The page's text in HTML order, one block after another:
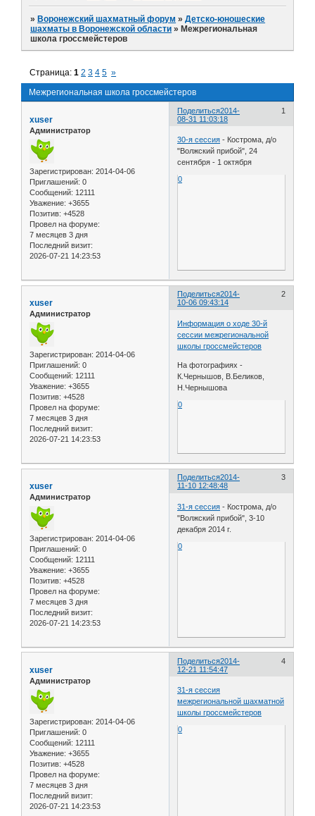
»Воронежский шахматный форум »Детско-юношеские
шахматы в Воронежской области »Межрегиональная
школа гроссмейстеров
Межрегиональная школа гроссмейстеров
Страница:1 2 3 4 5 »
Поделиться 1
2014-
08-31 11:03:18
xuser
Администратор
Зарегистрирован: 2014-04-06
Приглашений: 0
Сообщений: 12111
Уважение: +3655
Позитив: +4528
Провел на форуме:
7 месяцев 3 дня
Последний визит:
2026-07-21 14:23:53
30-я сессия - Кострома, д/о
"Волжский прибой", 24
сентября - 1 октября
0
Поделиться 2
2014-
10-06 09:43:14
xuser
Администратор
Зарегистрирован: 2014-04-06
Приглашений: 0
Сообщений: 12111
Уважение: +3655
Позитив: +4528
Провел на форуме:
7 месяцев 3 дня
Последний визит:
2026-07-21 14:23:53
Информация о ходе 30-й
сессии межрегиональной
школы гроссмейстеров
На фотографиях -
К.Чернышов, В.Беликов,
Н.Чернышова
0
Поделиться 3
2014-
11-10 12:48:48
xuser
Администратор
Зарегистрирован: 2014-04-06
Приглашений: 0
Сообщений: 12111
Уважение: +3655
Позитив: +4528
Провел на форуме:
7 месяцев 3 дня
Последний визит:
2026-07-21 14:23:53
31-я сессия - Кострома, д/о
"Волжский прибой", 3-10
декабря 2014 г.
0
Поделиться 4
2014-
12-21 11:54:47
xuser
Администратор
Зарегистрирован: 2014-04-06
Приглашений: 0
Сообщений: 12111
Уважение: +3655
Позитив: +4528
Провел на форуме:
7 месяцев 3 дня
Последний визит:
2026-07-21 14:23:53
31-я сессия
межрегиональной шахматной
школы гроссмейстеров
0